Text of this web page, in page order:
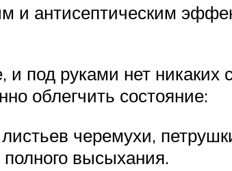
и антисептическим
и под руками нет никаких
облегчить состояние:
черемухи,
высыхания.